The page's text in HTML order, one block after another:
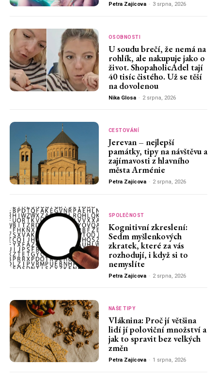
Petra Zajícova - 3 srpna, 2026
OSOBNOSTI
U soudu brečí, že nemá na
rohlík, ale nakupuje jako o
život. ShopaholicAdel tají
40 tisíc čistého. Už se těší
na dovolenou
Nika Glosa - 2 srpna, 2026
CESTOVÁNÍ
Jerevan – nejlepší
památky, tipy na návštěvu a
zajímavosti z hlavního
města Arménie
Petra Zajícova - 2 srpna, 2026
SPOLEČNOST
Kognitivní zkreslení:
Sedm myšlenkových
zkratek, které za vás
rozhodují, i když si to
nemyslíte
Petra Zajícova - 2 srpna, 2026
NAŠE TIPY
Vláknina: Proč jí většina
lidí jí poloviční množství a
jak to spravit bez velkých
změn
Petra Zajícova - 1 srpna, 2026